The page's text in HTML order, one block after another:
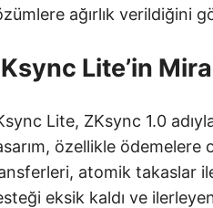
ağırlık verildiğini
Lite’in
Lite, ZKsync 1.0
özellikle
atomik takaslar
eksik kaldı ve